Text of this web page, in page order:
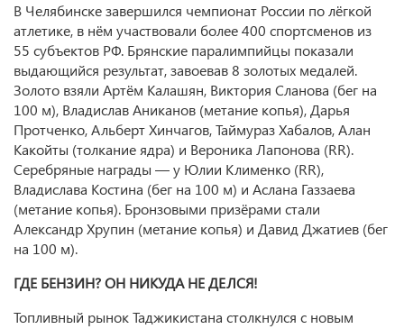
В Челябинске завершился чемпионат России по лёгкой
атлетике, в нём участвовали более 400 спортсменов из
55 субъектов РФ. Брянские паралимпийцы показали
выдающийся результат, завоевав 8 золотых медалей.
Золото взяли Артём Калашян, Виктория Сланова (бег на
100 м), Владислав Аниканов (метание копья), Дарья
Протченко, Альберт Хинчагов, Таймураз Хабалов, Алан
Какойты (толкание ядра) и Вероника Лапонова (RR).
Серебряные награды — у Юлии Клименко (RR),
Владислава Костина (бег на 100 м) и Аслана Газзаева
(метание копья). Бронзовыми призёрами стали
Александр Хрупин (метание копья) и Давид Джатиев (бег
на 100 м).
ГДЕ БЕНЗИН? ОН НИКУДА НЕ ДЕЛСЯ!
Топливный рынок Таджикистана столкнулся с новым